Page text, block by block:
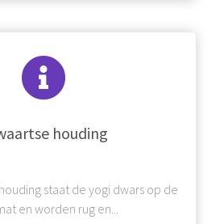
houding
staat de yogi dwars op de
en worden rug en...